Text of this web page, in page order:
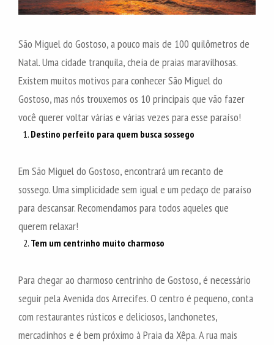
São Miguel do Gostoso, a pouco mais de 100 quilômetros de
Natal. Uma cidade tranquila, cheia de praias maravilhosas.
Existem muitos motivos para conhecer São Miguel do
Gostoso, mas nós trouxemos os 10 principais que vão fazer
você querer voltar várias e várias vezes para esse paraíso!
Destino perfeito para quem busca sossego
Em São Miguel do Gostoso, encontrará um recanto de
sossego. Uma simplicidade sem igual e um pedaço de paraíso
para descansar. Recomendamos para todos aqueles que
querem relaxar!
Tem um centrinho muito charmoso
Para chegar ao charmoso centrinho de Gostoso, é necessário
seguir pela Avenida dos Arrecifes. O centro é pequeno, conta
com restaurantes rústicos e deliciosos, lanchonetes,
mercadinhos e é bem próximo à Praia da Xêpa. A rua mais